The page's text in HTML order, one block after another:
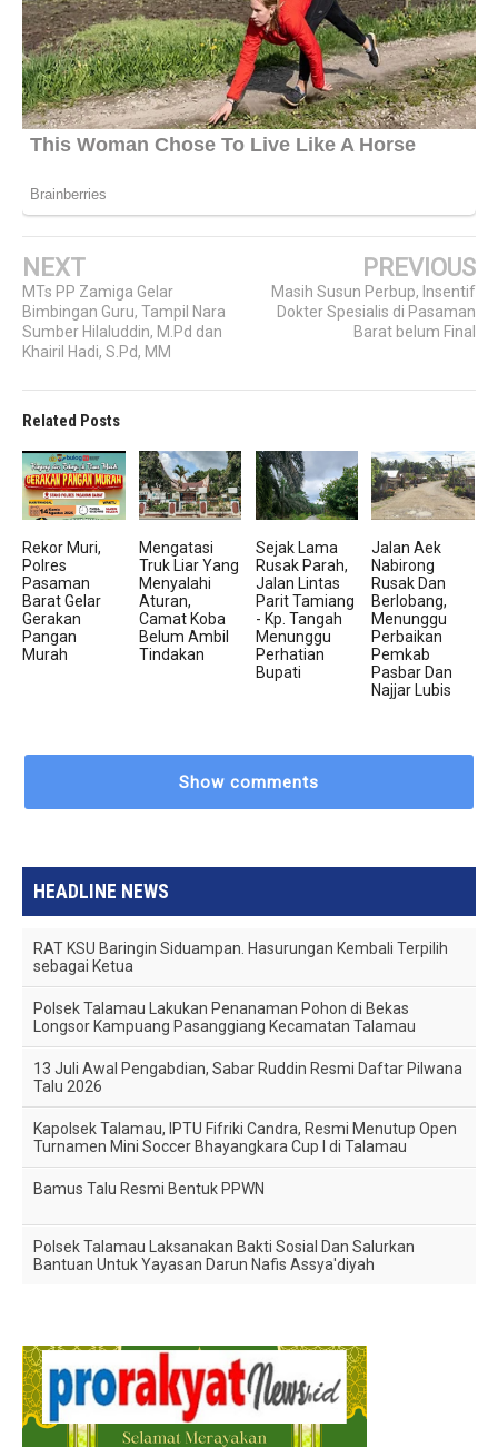
NEXT
MTs PP Zamiga Gelar
Bimbingan Guru, Tampil Nara
Sumber Hilaluddin, M.Pd dan
Khairil Hadi, S.Pd, MM
PREVIOUS
Masih Susun Perbup, Insentif
Dokter Spesialis di Pasaman
Barat belum Final
Related Posts
Rekor Muri,
Polres
Pasaman
Barat Gelar
Gerakan
Pangan
Murah
Mengatasi
Truk Liar Yang
Menyalahi
Aturan,
Camat Koba
Belum Ambil
Tindakan
Sejak Lama
Rusak Parah,
Jalan Lintas
Parit Tamiang
- Kp. Tangah
Menunggu
Perhatian
Bupati
Jalan Aek
Nabirong
Rusak Dan
Berlobang,
Menunggu
Perbaikan
Pemkab
Pasbar Dan
Najjar Lubis
Show comments
HEADLINE NEWS
RAT KSU Baringin Siduampan. Hasurungan Kembali Terpilih
sebagai Ketua
Polsek Talamau Lakukan Penanaman Pohon di Bekas
Longsor Kampuang Pasanggiang Kecamatan Talamau
13 Juli Awal Pengabdian, Sabar Ruddin Resmi Daftar Pilwana
Talu 2026
Kapolsek Talamau, IPTU Fifriki Candra, Resmi Menutup Open
Turnamen Mini Soccer Bhayangkara Cup I di Talamau
Bamus Talu Resmi Bentuk PPWN
Polsek Talamau Laksanakan Bakti Sosial Dan Salurkan
Bantuan Untuk Yayasan Darun Nafis Assya'diyah